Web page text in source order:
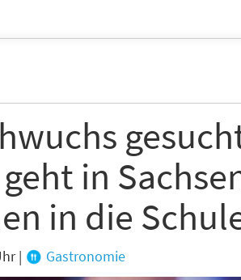
geht in
in die
| Gastronomie